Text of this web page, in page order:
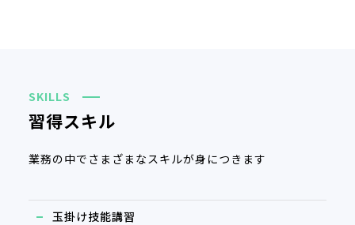
SKILLS
習得スキル
業務の中でさまざまなスキルが身につきます
玉掛け技能講習